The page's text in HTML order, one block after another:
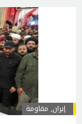
إيران, مقاومة